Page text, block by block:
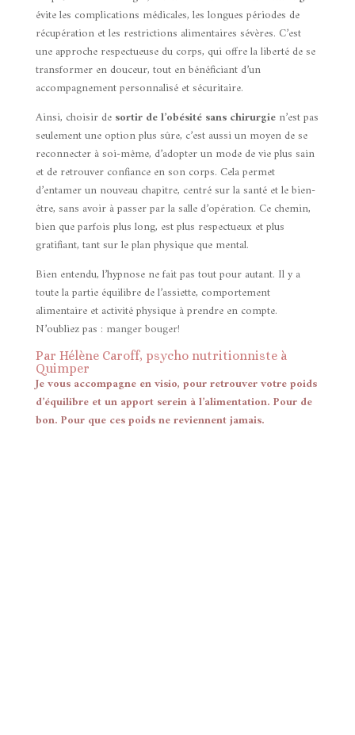
évite les complications médicales, les longues périodes de
récupération et les restrictions alimentaires sévères. C’est
une approche respectueuse du corps, qui offre la liberté de se
transformer en douceur, tout en bénéficiant d’un
accompagnement personnalisé et sécuritaire.
Ainsi, choisir de sortir de l’obésité sans chirurgien’est pas
seulement une option plus sûre, c’est aussi un moyen de se
reconnecter à soi-même, d’adopter un mode de vie plus sain
et de retrouver confiance en son corps. Cela permet
d’entamer un nouveau chapitre, centré sur la santé et le bien-
être, sans avoir à passer par la salle d’opération. Ce chemin,
bien que parfois plus long, est plus respectueux et plus
gratifiant, tant sur le plan physique que mental.
Bien entendu, l’hypnose ne fait pas tout pour autant. Il y a
toute la partie équilibre de l’assiette, comportement
alimentaire et activité physique à prendre en compte.
N’oubliez pas : manger bouger!
Par Hélène Caroff, psycho nutritionniste à
Quimper
Je vous accompagne en visio, pour retrouver votre poids
d’équilibre et un apport serein à l’alimentation. Pour de
bon. Pour que ces poids ne reviennent jamais.